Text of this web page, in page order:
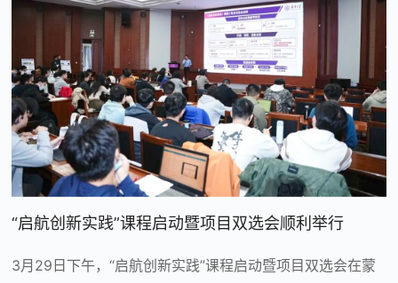
“启航创新实践”课程启动暨项目双选会顺利举行
3月29日下午，“启航创新实践”课程启动暨项目双选会在蒙